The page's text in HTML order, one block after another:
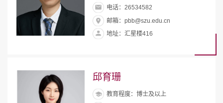
电话：26534582
邮箱：pbb@szu.edu.cn
地址：汇星楼416
邱育珊
教育程度：博士及以上